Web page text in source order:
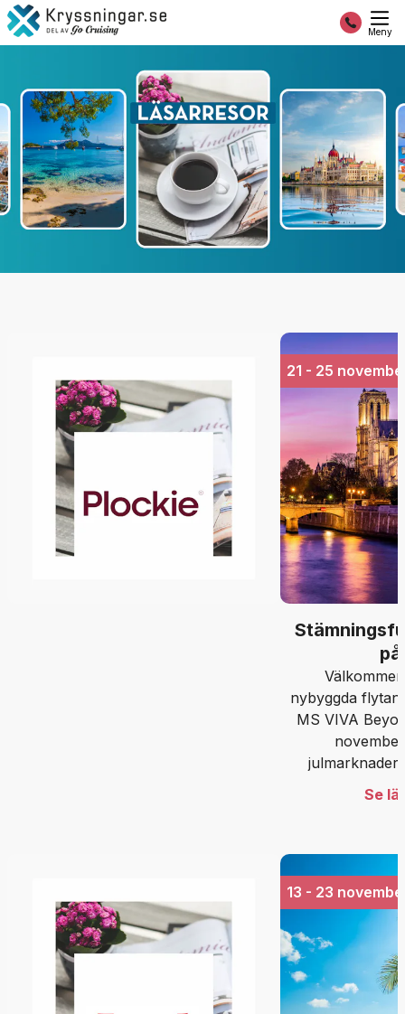
Meny
21 - 25
nybyggda
MS VIVA
julmarknader
Frankrike och
Se
13 - 23